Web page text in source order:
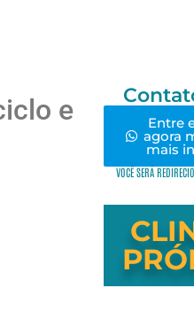
e
Entre
agora
mais
VOCÊ SERÁ